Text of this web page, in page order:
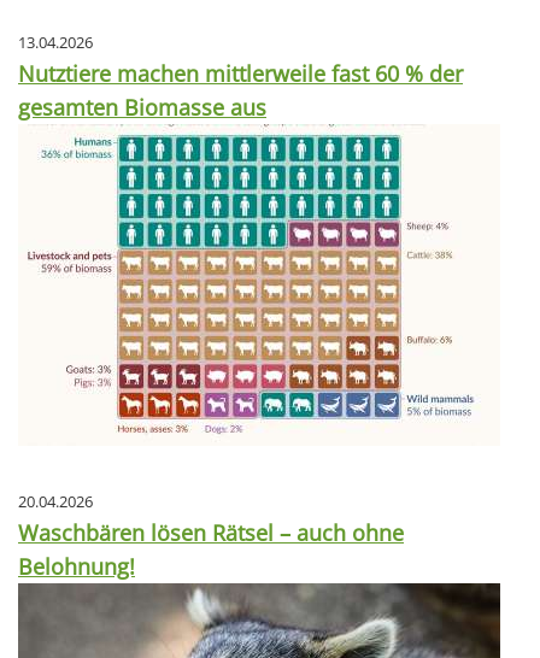
13.04.2026
Nutztiere machen mittlerweile fast 60 % der
gesamten Biomasse aus
20.04.2026
Waschbären lösen Rätsel – auch ohne
Belohnung!